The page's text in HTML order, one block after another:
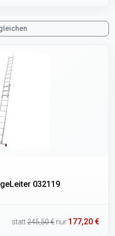
032119
statt245,50 € nur 177,20 €